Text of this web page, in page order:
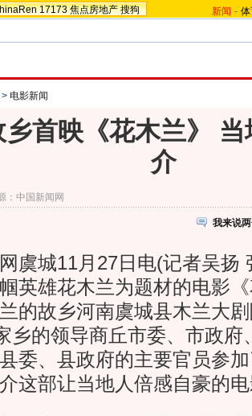
17173 焦点房地产 搜狗 新闻 -
> 电影新闻
首映《花木兰》
介
： 中国新闻网
我来说
城11月27日电(记者吴扬
英雄花木兰为题材的电影
的故乡河南虞城县木兰大
乡的领导商丘市委、市政
委、县政府的主要官员参
这部让当地人倍感自豪的